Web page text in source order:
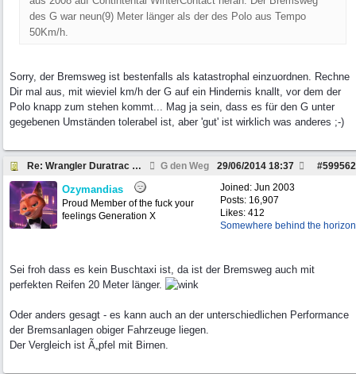
des G war neun(9) Meter länger als der des Polo aus Tempo
50Km/h.
Sorry, der Bremsweg ist bestenfalls als katastrophal einzuordnen. Rechne
Dir mal aus, mit wieviel km/h der G auf ein Hindernis knallt, vor dem der
Polo knapp zum stehen kommt... Mag ja sein, dass es für den G unter
gegebenen Umständen tolerabel ist, aber 'gut' ist wirklich was anderes ;-)
Re: Wrangler Duratrac Rezension G den Weg #599562
29/06/2014 18:37
Joined: Jun 2003
Posts: 16,907
Likes: 412
Somewhere behind the horizon
Ozymandias
Proud Member of the fuck your
feelings Generation X
Sei froh dass es kein Buschtaxi ist, da ist der Bremsweg auch mit
perfekten Reifen 20 Meter länger.
Oder anders gesagt - es kann auch an der unterschiedlichen Performance
der Bremsanlagen obiger Fahrzeuge liegen.
Der Vergleich ist Ã„pfel mit Birnen.